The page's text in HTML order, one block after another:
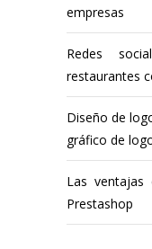
empresas
Redes
restaurantes
Diseño de
gráfico de
Las ventajas
Prestashop